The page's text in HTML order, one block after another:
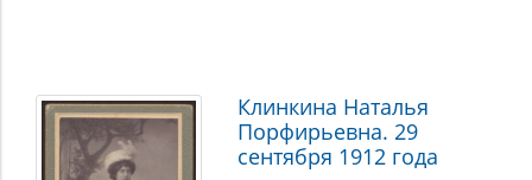
Клинкина Наталья
Порфирьевна. 29
сентября 1912 года